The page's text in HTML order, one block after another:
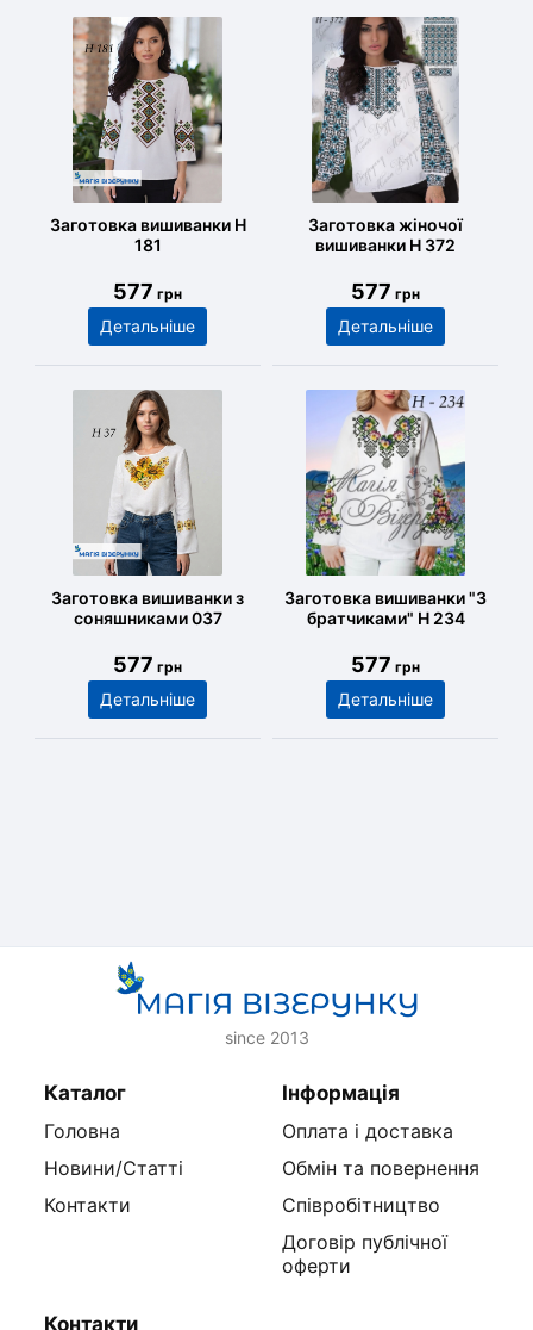
Заготовка вишиванки Н
181
577 грн
Детальніше
Заготовка жіночої
вишиванки Н 372
577 грн
Детальніше
Заготовка вишиванки з
соняшниками 037
577 грн
Детальніше
Заготовка вишиванки "З
братчиками" Н 234
577 грн
Детальніше
since 2013
Каталог
Головна
Новини/Статті
Контакти
Інформація
Оплата і доставка
Обмін та повернення
Співробітництво
Договір публічної
оферти
Контакти